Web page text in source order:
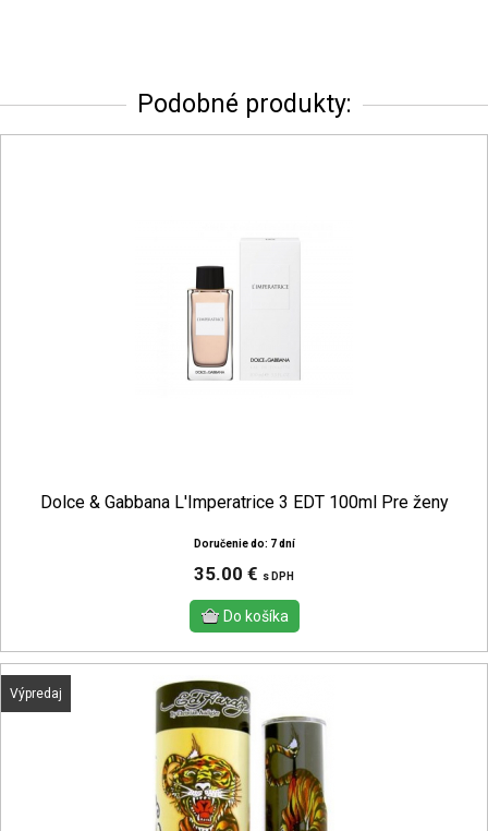
Podobné produkty:
Dolce & Gabbana L'Imperatrice 3 EDT 100ml Pre ženy
Doručenie do: 7 dní
35.00 € s DPH
Výpredaj